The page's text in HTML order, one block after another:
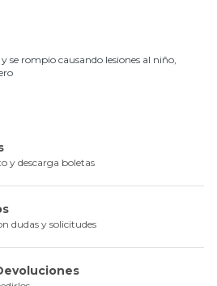
se rompio causando lesiones al niño,
y descarga boletas
dudas y solicitudes